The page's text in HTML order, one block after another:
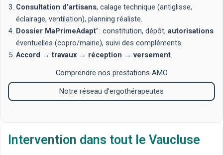
Consultation d’artisans, calage technique (antiglisse,
éclairage, ventilation), planning réaliste.
Dossier MaPrimeAdapt’: constitution, dépôt, autorisations
éventuelles (copro/mairie), suivi des compléments.
Accord →travaux→ réception → versement.
Comprendre nos prestations AMO
Notre réseau d’ergothérapeutes
Intervention dans tout le Vaucluse